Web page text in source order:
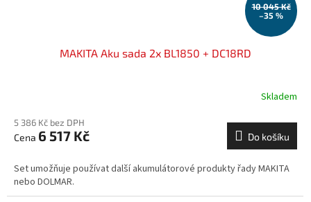
10 045 Kč
–35 %
MAKITA Aku sada 2x BL1850 + DC18RD
Skladem
5 386 Kč bez DPH
6 517 Kč Do košíku
Set umožňuje používat další akumulátorové produkty řady MAKITA
nebo DOLMAR.